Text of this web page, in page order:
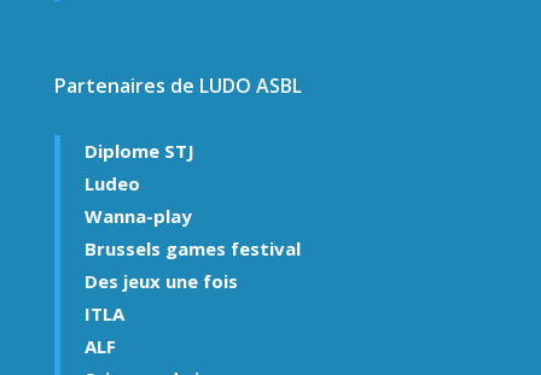
Partenaires de LUDO ASBL
Diplome STJ
Ludeo
Wanna-play
Brussels games festival
Des jeux une fois
ITLA
ALF